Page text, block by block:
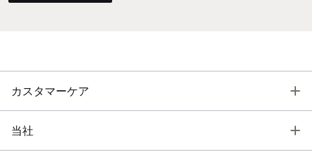
カスタマーケア
当社